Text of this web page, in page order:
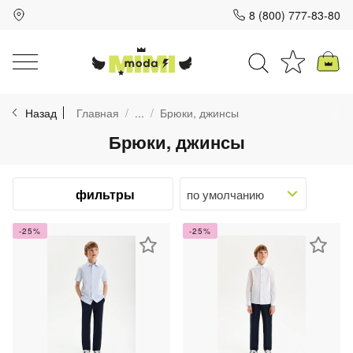
8 (800) 777-83-80
Назад Главная ... Брюки, джинсы
Брюки, джинсы
фильтры
-25% -25%
Для клиентов всех банков
Разбейте
на части
без переплат
График платежей